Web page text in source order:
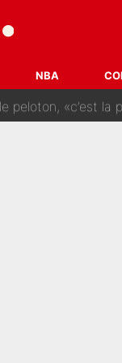
NBA
Chevalier pour
relance la
«c’est la